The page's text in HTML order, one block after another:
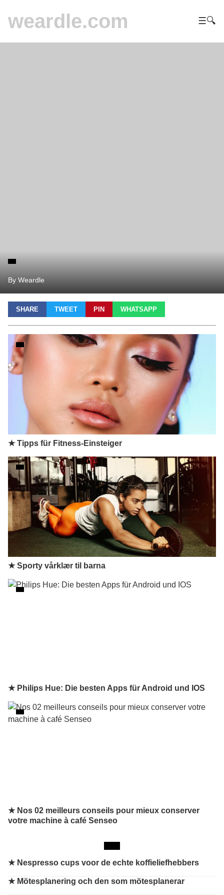
weardle.com ☰🔍
By Weardle
SHARE TWEET PIN WHATSAPP
★ Tipps für Fitness-Einsteiger
★ Sporty vårklær til barna
★ Philips Hue: Die besten Apps für Android und IOS
★ Nos 02 meilleurs conseils pour mieux conserver
votre machine à café Senseo
★ Nespresso cups voor de echte koffieliefhebbers
★ Mötesplanering och den som mötesplanerar